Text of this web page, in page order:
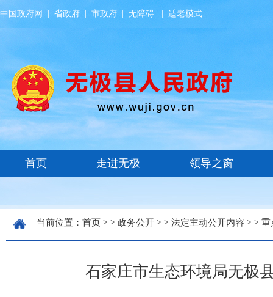
中国政府网 省政府 市政府 无障碍 适老模式
当前位置： 首页 > > 政务公开 > > 法定主动公开内容 > > 重
石家庄市生态环境局无极